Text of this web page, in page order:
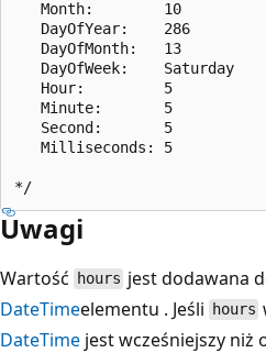
   Month:        10
   DayOfYear:    286
   DayOfMonth:   13
   DayOfWeek:    Saturday
   Hour:         5
   Minute:       5
   Second:       5
   Milliseconds: 5
Uwagi
Wartość hours jest dodawana
DateTimeelementu . Jeśli hours
DateTime jest wcześniejszy niż